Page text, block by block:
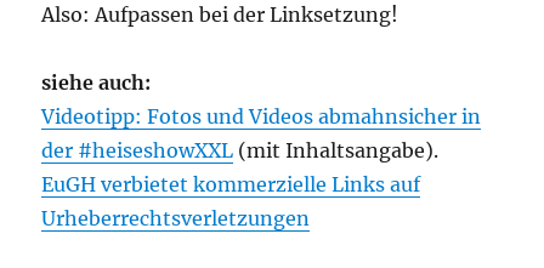
Also: Aufpassen bei der Linksetzung!
siehe auch:
Videotipp: Fotos und Videos abmahnsicher in
der #heiseshowXXL (mit Inhaltsangabe).
EuGH verbietet kommerzielle Links auf
Urheberrechtsverletzungen